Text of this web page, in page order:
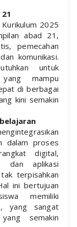
2025
abad 21,
pemecahan
komunikasi.
untuk
mampu
di berbagai
kini semakin
dalam proses
digital,
dan aplikasi
terpisahkan
ini bertujuan
memiliki
yang sangat
semakin